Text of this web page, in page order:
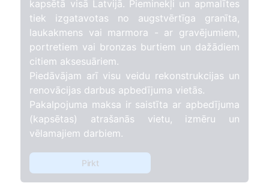
kapsētā visā Latvijā. Pieminekļi un apmalītes
tiek izgatavotas no augstvērtīga granīta,
laukakmens vai marmora - ar gravējumiem,
portretiem vai bronzas burtiem un dažādiem
citiem aksesuāriem.
Piedāvājam arī visu veidu rekonstrukcijas un
renovācijas darbus apbedījuma vietās.
Pakalpojuma maksa ir saistīta ar apbedījuma
(kapsētas) atrašanās vietu, izmēru un
vēlamajiem darbiem.
Pirkt